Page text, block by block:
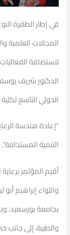
في إطار الطفرة
المجالات العلمية
لاستضافة
الدكتور شريف
الدولي التاسع
“إعادة هندسة
التنمية المستدامة”.
أقيم المؤتمر
واللواء إبراهيم
بجامعة بورسعيد،
والطبية، إلى